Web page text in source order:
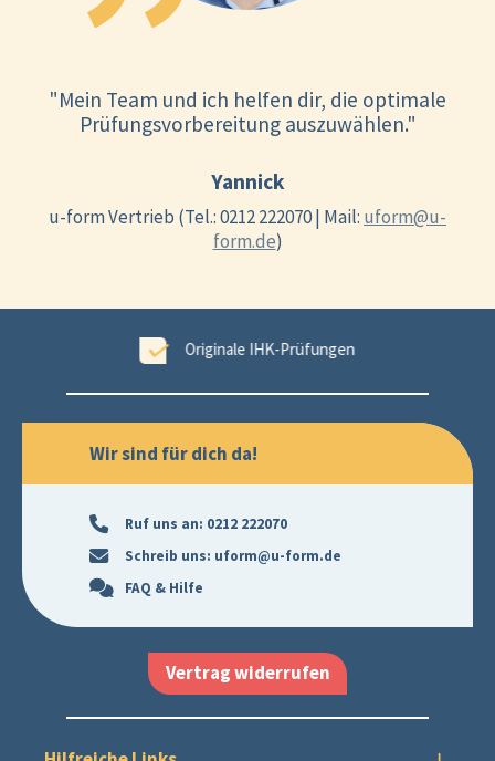
"Mein Team und ich helfen dir, die optimale
Prüfungsvorbereitung auszuwählen."
Yannick
u-form Vertrieb (Tel.: 0212 222070 | Mail: uform@u-
form.de)
Originale IHK-Prüfungen
Wir sind für dich da!
Ruf uns an: 0212 222070
Schreib uns: uform@u-form.de
FAQ & Hilfe
Vertrag widerrufen